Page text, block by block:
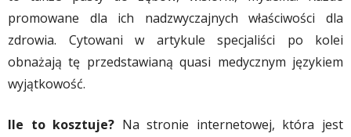
promowane dla ich nadzwyczajnych właściwości dla
zdrowia. Cytowani w artykule specjaliści po kolei
obnażają tę przedstawianą quasi medycznym językiem
wyjątkowość.
Ile to kosztuje? Na stronie internetowej, która jest